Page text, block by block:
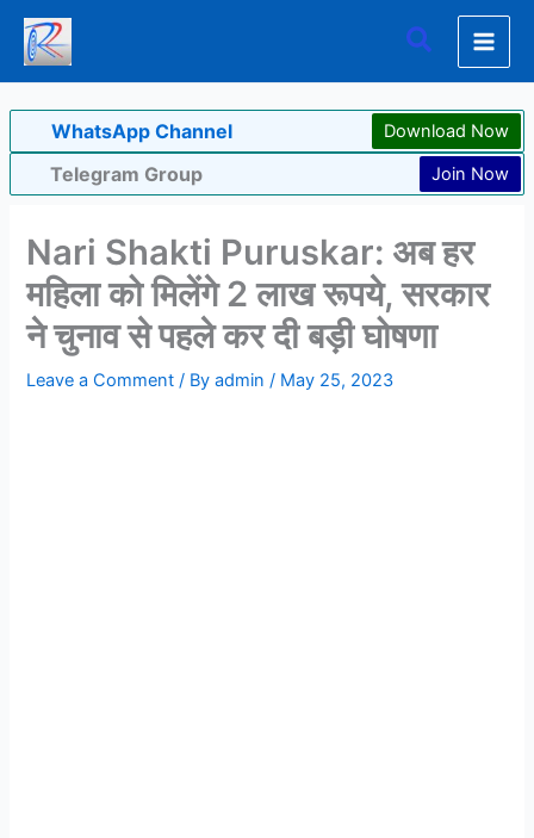
Skip
content
Search
WhatsApp Channel Download Now
Telegram Group Join Now
Nari Shakti Puruskar: अब हर
महिला को मिलेंगे 2 लाख रूपये, सरकार
ने चुनाव से पहले कर दी बड़ी घोषणा
Leave a Comment / Byadmin/ May 25, 2023